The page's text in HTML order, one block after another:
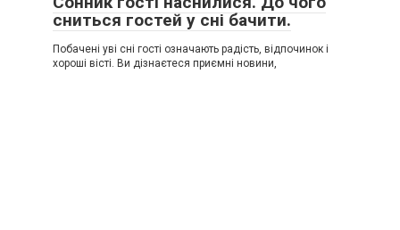
сниться гостей у сні бачити.
Побачені уві сні гості означають радість, відпочинок і
хороші вісті. Ви дізнаєтеся приємні новини,